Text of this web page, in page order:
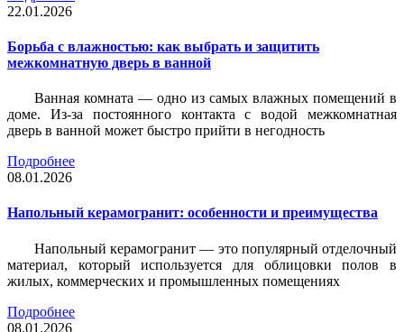
22.01.2026
Борьба с влажностью: как выбрать и защитить
межкомнатную дверь в ванной
Ванная комната — одно из самых влажных помещений в
доме. Из-за постоянного контакта с водой межкомнатная
дверь в ванной может быстро прийти в негодность
Подробнее
08.01.2026
Напольный керамогранит: особенности и преимущества
Напольный керамогранит — это популярный отделочный
материал, который используется для облицовки полов в
жилых, коммерческих и промышленных помещениях
Подробнее
08.01.2026